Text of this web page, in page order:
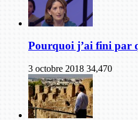
Pourquoi j’ai fini par
3 octobre 2018 34,470